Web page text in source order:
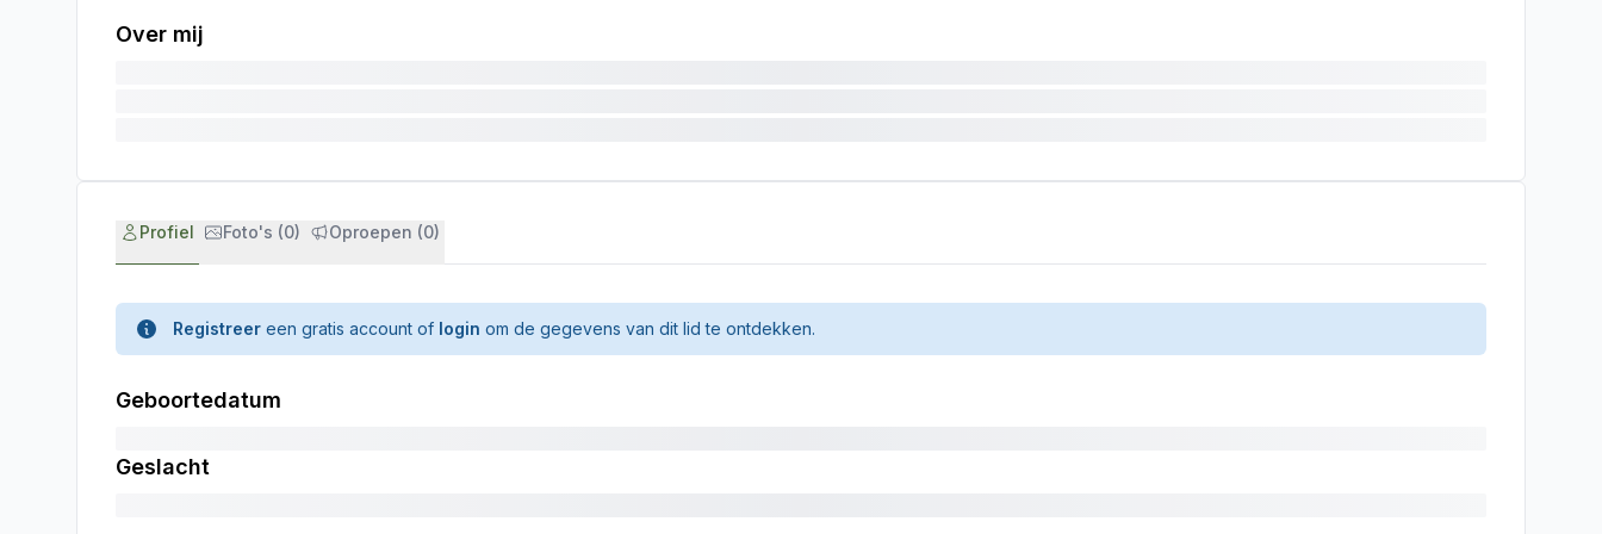
Over mij
Profiel Foto's (0) Oproepen (0)
Registreer een gratis account of login om de gegevens van dit lid te ontdekken.
Geboortedatum
Geslacht